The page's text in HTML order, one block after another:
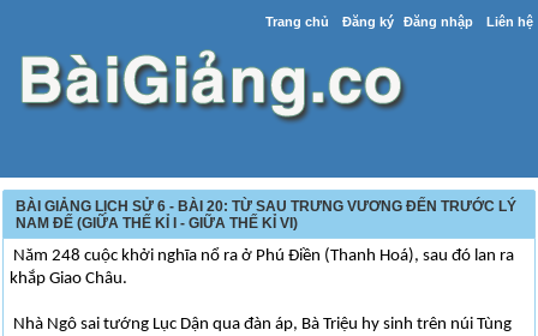
Trang chủ Đăng ký Đăng nhập Liên hệ
BÀI GIẢNG LỊCH SỬ 6 - BÀI 20: TỪ SAU TRƯNG VƯƠNG ĐẾN TRƯỚC LÝ
NAM ĐẾ (GIỮA THẾ KỈ I - GIỮA THẾ KỈ VI)
Năm 248 cuộc khởi nghĩa nổ ra ở Phú Điền (Thanh Hoá), sau đó lan ra
khắp Giao Châu.
Nhà Ngô sai tướng Lục Dận qua đàn áp, Bà Triệu hy sinh trên núi Tùng